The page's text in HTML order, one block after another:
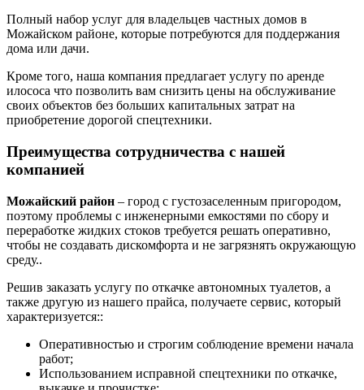
Полный набор услуг для владельцев частных домов в
Можайском районе, которые потребуются для поддержания
дома или дачи.
Кроме того, наша компания предлагает услугу по аренде
илососа что позволить вам снизить цены на обслуживание
своих объектов без больших капитальных затрат на
приобретение дорогой спецтехники.
Преимущества сотрудничества с нашей
компанией
Можайский район – город с густозаселенным пригородом,
поэтому проблемы с инженерными емкостями по сбору и
переработке жидких стоков требуется решать оперативно,
чтобы не создавать дискомфорта и не загрязнять окружающую
среду..
Решив заказать услугу по откачке автономных туалетов, а
также другую из нашего прайса, получаете сервис, который
характеризуется::
Оперативностью и строгим соблюдение времени начала
работ;
Использованием исправной спецтехники по откачке,